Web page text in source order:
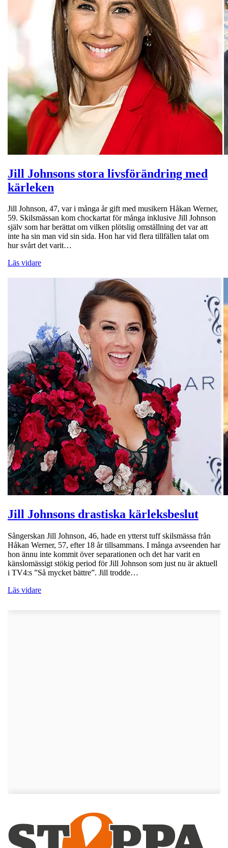
Jill Johnsons stora livsförändring med
kärleken
Jill Johnson, 47, var i många år gift med musikern Håkan Werner,
59. Skilsmässan kom chockartat för många inklusive Jill Johnson
själv som har berättat om vilken plötslig omställning det var att
inte ha sin man vid sin sida. Hon har vid flera tillfällen talat om
hur svårt det varit…
Läs vidare
Jill Johnsons drastiska kärleksbeslut
Sångerskan Jill Johnson, 46, hade en ytterst tuff skilsmässa från
Håkan Werner, 57, efter 18 år tillsammans. I många avseenden har
hon ännu inte kommit över separationen och det har varit en
känslomässigt stökig period för Jill Johnson som just nu är aktuell
i TV4:s ”Så mycket bättre”. Jill trodde…
Läs vidare